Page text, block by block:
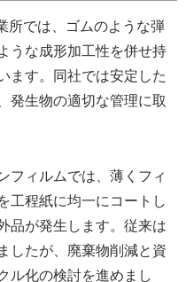
所では、ゴムのような弾
うな成形加工性を併せ持
ます。同社では安定した
発生物の適切な管理に取
フィルムでは、薄くフィ
工程紙に均一にコートし
品が発生します。従来は
したが、廃棄物削減と資
ル化の検討を進めまし